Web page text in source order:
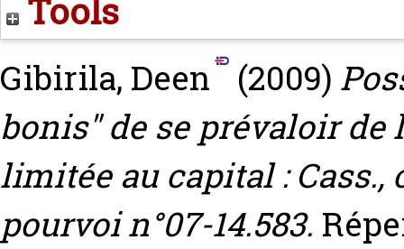
Tools
Gibirila, Deen (2009)
bonis" de se prévaloir
limitée au capital : Cass.,
pourvoi n°07-14.583.